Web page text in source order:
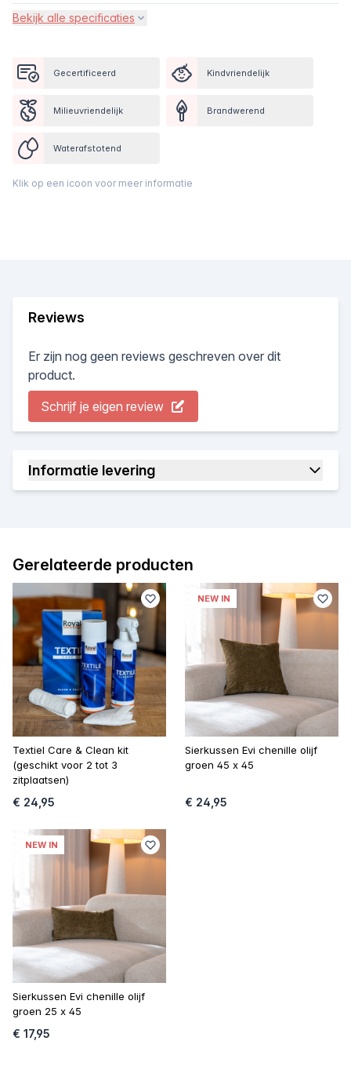
Bekijk alle specificaties
Gecertificeerd Kindvriendelijk
Milieuvriendelijk Brandwerend
Waterafstotend
Klik op een icoon voor meer informatie
Reviews
Er zijn nog geen reviews geschreven over dit
product.
Schrijf je eigen review
Informatie levering
Gerelateerde producten
Textiel Care & Clean kit
(geschikt voor 2 tot 3
zitplaatsen)
€ 24,95
NEW IN
Sierkussen Evi chenille olijf
groen 45 x 45
€ 24,95
NEW IN
Sierkussen Evi chenille olijf
groen 25 x 45
€ 17,95